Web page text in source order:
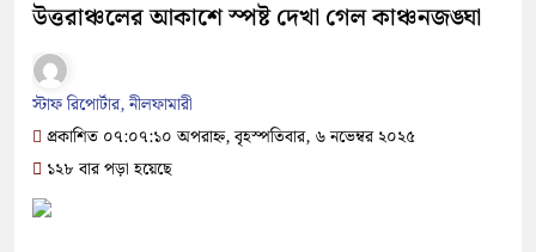
উত্তরাঞ্চলের আকাশে স্পষ্ট দেখা গেল কাঞ্চনজঙ্ঘা
স্টাফ রিপোর্টার, নীলফামারী
প্রকাশিত ০৭:০৭:১০ অপরাহ্ন, বৃহস্পতিবার, ৬ নভেম্বর ২০২৫
১২৮ বার পড়া হয়েছে